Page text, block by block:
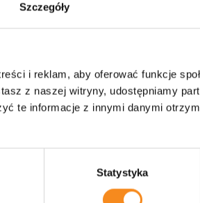
Szczegóły
i reklam, aby oferować funkcje
z naszej witryny, udostępniamy
te informacje z innymi danymi
Statystyka
Afin de répondre aux
production, PZM
activités sur la